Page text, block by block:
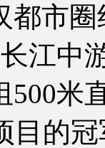
都市
江中
500米
目的